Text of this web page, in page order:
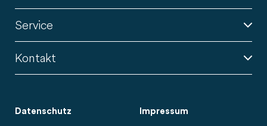
Service
Kontakt
Datenschutz Impressum